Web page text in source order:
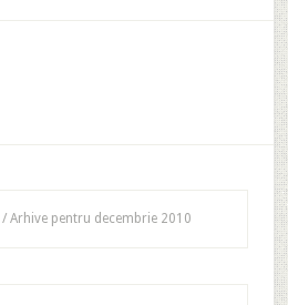
/Arhive pentru decembrie 2010